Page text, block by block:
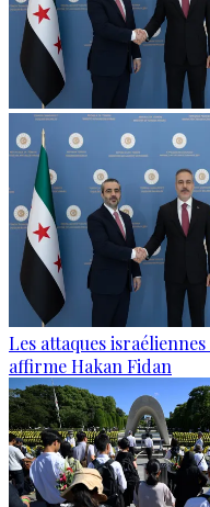
Les attaques
affirme Hakan Fidan